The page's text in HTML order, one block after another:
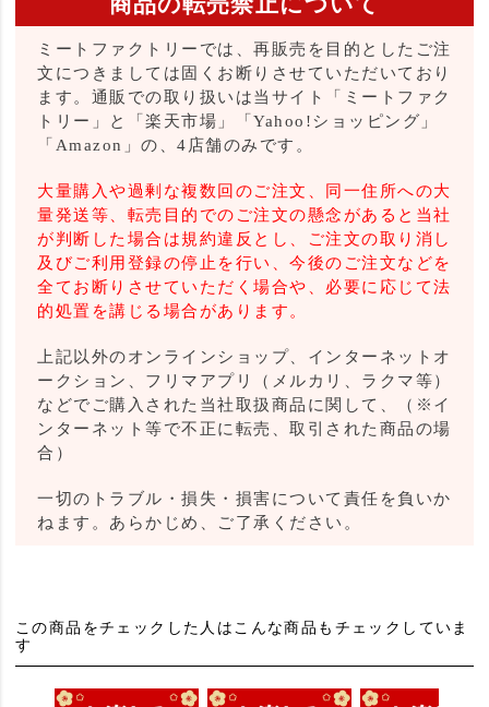
ミートファクトリーでは、再販売を目的としたご注
文につきましては固くお断りさせていただいており
ます。通販での取り扱いは当サイト「ミートファク
トリー」と「楽天市場」「Yahoo!ショッピング」
「Amazon」の、4店舗のみです。
大量購入や過剰な複数回のご注文、同一住所への大
量発送等、転売目的でのご注文の懸念があると当社
が判断した場合は規約違反とし、ご注文の取り消し
及びご利用登録の停止を行い、今後のご注文などを
全てお断りさせていただく場合や、必要に応じて法
的処置を講じる場合があります。
上記以外のオンラインショップ、インターネットオ
ークション、フリマアプリ（メルカリ、ラクマ等）
などでご購入された当社取扱商品に関して、（※イ
ンターネット等で不正に転売、取引された商品の場
合）
一切のトラブル・損失・損害について責任を負いか
ねます。あらかじめ、ご了承ください。
この商品をチェックした人はこんな商品もチェックしていま
す